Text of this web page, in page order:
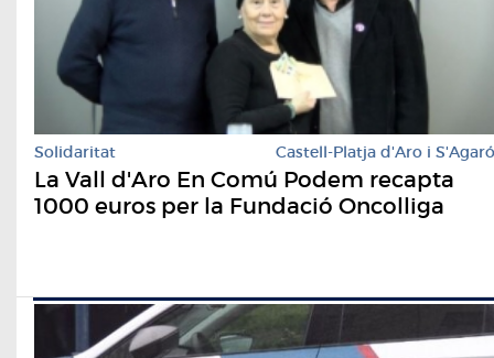
Solidaritat Castell-Platja d'Aro i S'Agaró
La Vall d'Aro En Comú Podem recapta
1000 euros per la Fundació Oncolliga